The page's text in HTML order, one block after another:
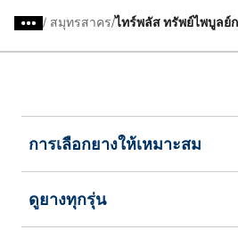
/ สมุทรสาคร ไทร์พลัส ทรัพย์ไพบูลย์
การเลือกยางให้เหมาะสม
ดูยางทุกรุ่น